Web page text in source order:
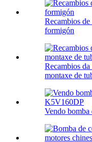
Recambios
formigón
Recambios
montaxe de
Vendo